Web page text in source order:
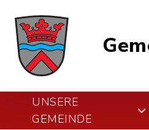
UNSERE
GEMEINDE